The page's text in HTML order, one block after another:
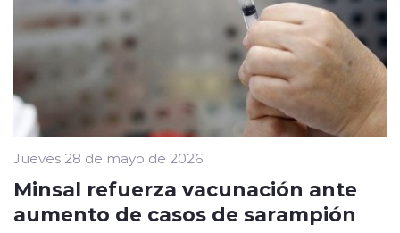
Jueves 28 de mayo de 2026
Minsal refuerza vacunación ante
aumento de casos de sarampión